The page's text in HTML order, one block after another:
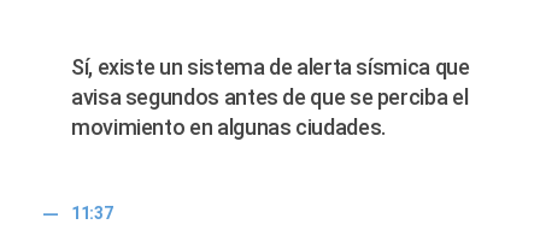
Sí, existe un sistema de alerta sísmica que
avisa segundos antes de que se perciba el
movimiento en algunas ciudades.
11:37